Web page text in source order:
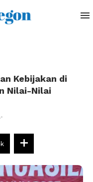
Kebijakan di
Nilai-Nilai